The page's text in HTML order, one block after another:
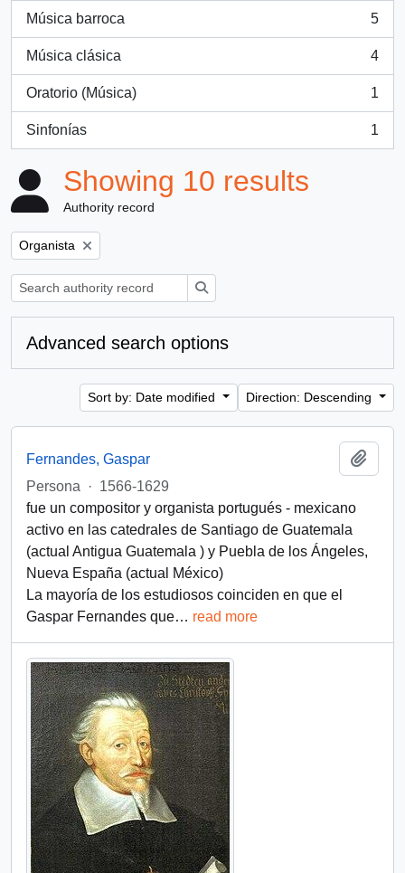
Música barroca
, 5 results
5
Música clásica
, 4 results
4
Oratorio (Música)
, 1 results
1
Sinfonías
, 1 results
1
Showing 10 results
Authority record
Remove filter:
Organista
Advanced search options
Sort by: Date modified Direction: Descending
Fernandes, Gaspar
Persona
· 1566-1629
fue un compositor y organista portugués - mexicano
activo en las catedrales de Santiago de Guatemala
(actual Antigua Guatemala ) y Puebla de los Ángeles,
Nueva España (actual México)
La mayoría de los estudiosos coinciden en que el
Gaspar Fernandes que… read more